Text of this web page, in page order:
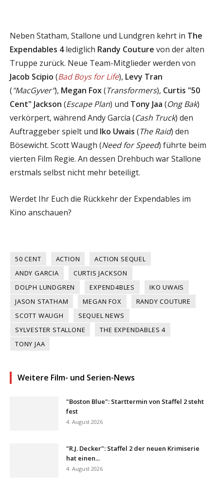
Neben Statham, Stallone und Lundgren kehrt in The
Expendables 4lediglich Randy Couture von der alten
Truppe zurück. Neue Team-Mitglieder werden von
Jacob Scipio (Bad Boys for Life), Levy Tran
("MacGyver"), Megan Fox(Transformers), Curtis "50
Cent" Jackson (Escape Plan) und Tony Jaa (Ong Bak)
verkörpert, während Andy García (Cash Truck) den
Auftraggeber spielt und Iko Uwais (The Raid) den
Bösewicht. Scott Waugh (Need for Speed) führte beim
vierten Film Regie. An dessen Drehbuch war Stallone
erstmals selbst nicht mehr beteiligt.
Werdet Ihr Euch die Rückkehr der Expendables im
Kino anschauen?
50 CENT ACTION
ACTION SEQUEL
ANDY GARCIA
CURTIS JACKSON
DOLPH LUNDGREN
EXPEND4BLES
IKO UWAIS
JASON STATHAM
MEGAN FOX
RANDY COUTURE
SCOTT WAUGH
SEQUEL NEWS
SYLVESTER STALLONE
THE EXPENDABLES 4
TONY JAA
Weitere Film- und Serien-News
"Boston Blue": Starttermin von Staffel 2 steht
fest
4. August 2026
"R.J. Decker": Staffel 2 der neuen Krimiserie
hat einen...
4. August 2026